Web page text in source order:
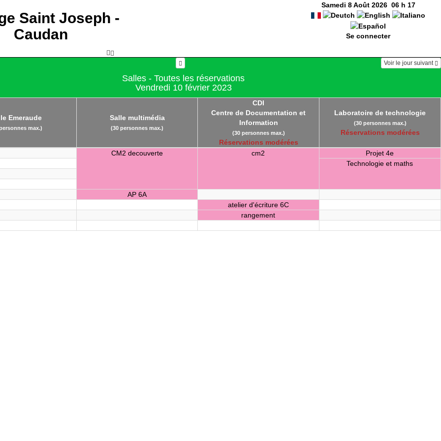
Saint Joseph -
Caudan
Samedi 8 Août 2026 06h 17
Se connecter
Emeraude
max.)
Salle multimédia
(30 personnes max.)
CDI
Centre de Documentation et
Information
(30 personnes max.)
Réservations modérées
Laboratoire de technologie
(30 personnes max.)
Réservations modérées
Voir le jour suivant
Salles - Toutes les réservations
Vendredi 10 février 2023
CM2 decouverte cm2
Projet 4e
Technologie et maths
AP 6A
atelier d'écriture 6C
rangement